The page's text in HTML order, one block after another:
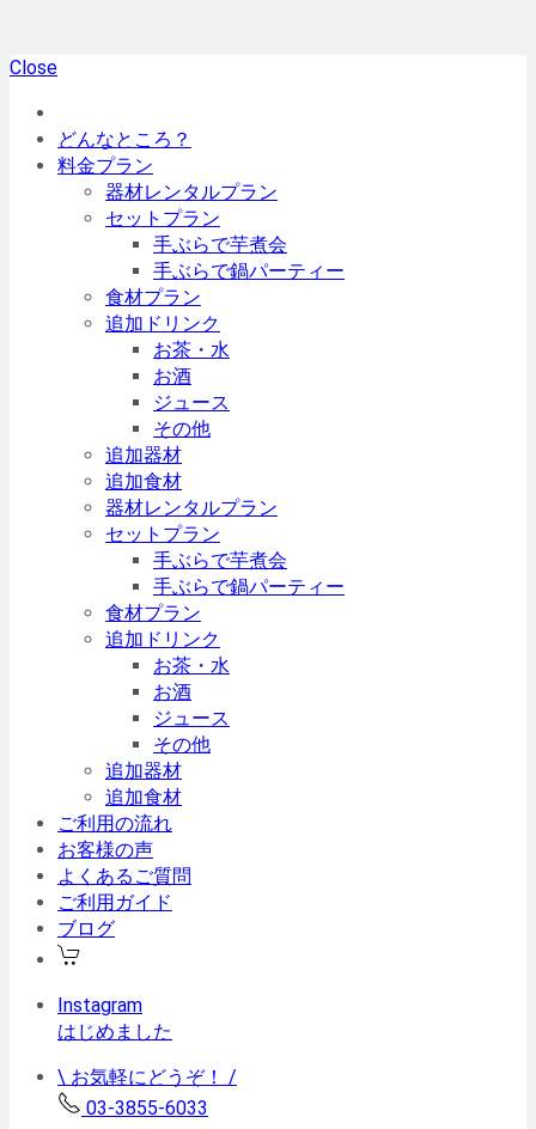
Close
どんなところ？
料金プラン
器材レンタルプラン
セットプラン
手ぶらで芋煮会
手ぶらで鍋パーティー
食材プラン
追加ドリンク
お茶・水
お酒
ジュース
その他
追加器材
追加食材
器材レンタルプラン
セットプラン
手ぶらで芋煮会
手ぶらで鍋パーティー
食材プラン
追加ドリンク
お茶・水
お酒
ジュース
その他
追加器材
追加食材
ご利用の流れ
お客様の声
よくあるご質問
ご利用ガイド
ブログ
Instagram
はじめました
\ お気軽にどうぞ！ /
03-3855-6033